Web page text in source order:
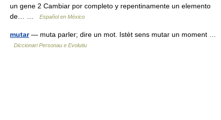
un gene 2 Cambiar por completo y repentinamente un elemento
de… …
Español en México
mutar— muta parler; dire un mot. Istèt sens mutar un moment …
Diccionari Personau e Evolutiu